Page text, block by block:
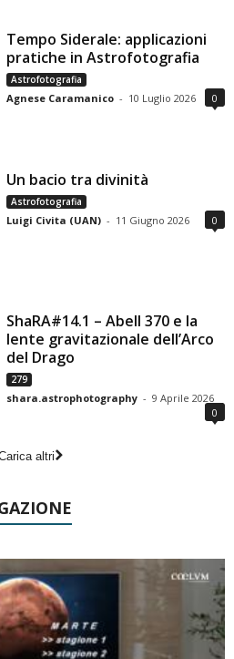
Tempo Siderale: applicazioni
pratiche in Astrofotografia
Astrofotografia
Agnese Caramanico - 10 Luglio 2026 0
Un bacio tra divinità
Astrofotografia
Luigi Civita (UAN) - 11 Giugno 2026 0
ShaRA#14.1 – Abell 370 e la
lente gravitazionale dell’Arco
del Drago
279
shara.astrophotography - 9 Aprile 2026
0
altri